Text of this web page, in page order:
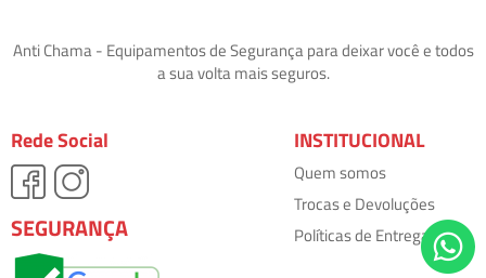
Anti Chama - Equipamentos de Segurança para deixar você e todos
a sua volta mais seguros.
Rede Social
SEGURANÇA
INSTITUCIONAL
Quem somos
Trocas e Devoluções
Políticas de Entrega